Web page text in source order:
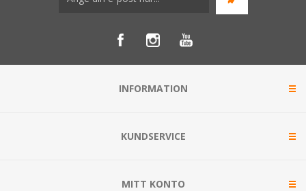
INFORMATION
KUNDSERVICE
MITT KONTO